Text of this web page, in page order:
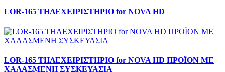
LOR-165 ΤΗΛΕΧΕΙΡΙΣΤΗΡΙΟ for NOVA HD
LOR-165 ΤΗΛΕΧΕΙΡΙΣΤΗΡΙΟ for NOVA HD ΠΡΟΪΟΝ ΜΕ
ΧΑΛΑΣΜΕΝΗ ΣΥΣΚΕΥΑΣΙΑ